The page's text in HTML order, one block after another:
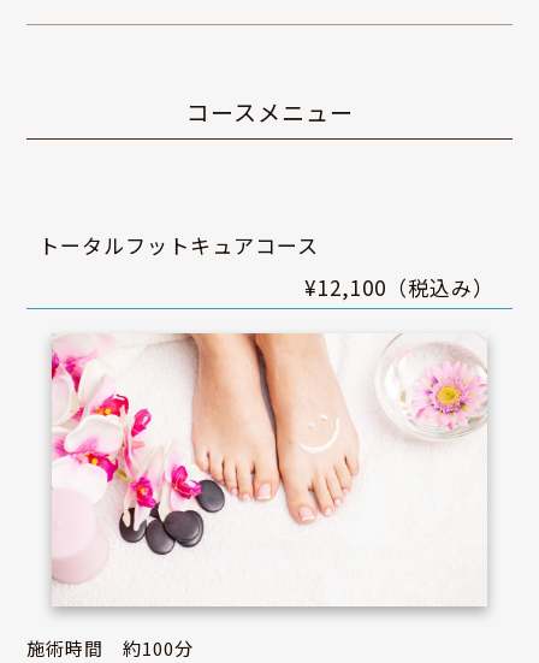
コースメニュー
トータルフットキュアコース
¥12,100（税込み）
施術時間 約100分